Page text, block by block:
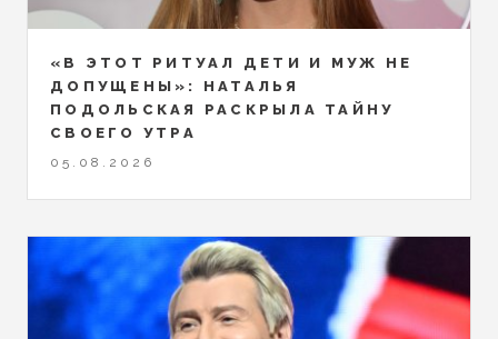
«В ЭТОТ РИТУАЛ ДЕТИ И МУЖ НЕ
ДОПУЩЕНЫ»: НАТАЛЬЯ
ПОДОЛЬСКАЯ РАСКРЫЛА ТАЙНУ
СВОЕГО УТРА
05.08.2026